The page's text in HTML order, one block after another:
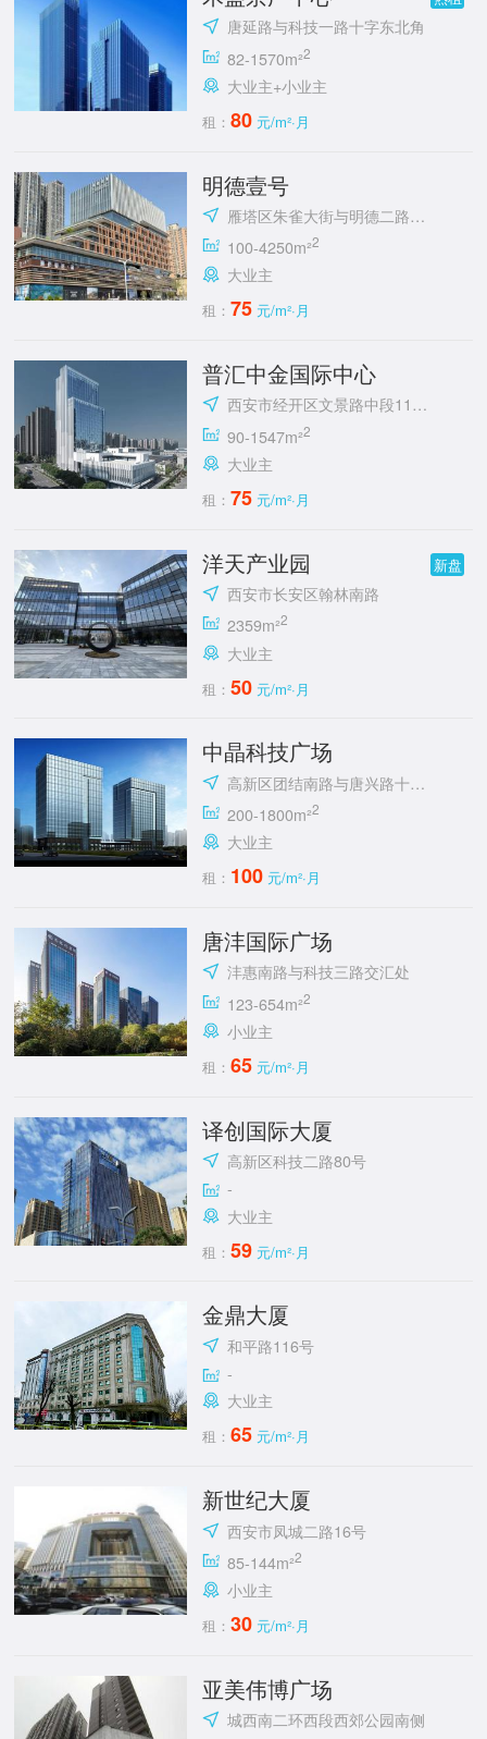
唐延路与科技一路十字东北角
82-1570m²2
大业主+小业主
租：80 元/m²·月
明德壹号
雁塔区朱雀大街与明德二路十字东北角
100-4250m²2
大业主
租：75 元/m²·月
普汇中金国际中心
西安市经开区文景路中段118号
90-1547m²2
大业主
租：75 元/m²·月
洋天产业园 新盘
西安市长安区翰林南路
2359m²2
大业主
租：50 元/m²·月
中晶科技广场
高新区团结南路与唐兴路十字东南角
200-1800m²2
大业主
租： 100 元/m²·月
唐沣国际广场
沣惠南路与科技三路交汇处
123-654m²2
小业主
租：65 元/m²·月
译创国际大厦
高新区科技二路80号
-
大业主
租：59 元/m²·月
金鼎大厦
和平路116号
-
大业主
租：65 元/m²·月
新世纪大厦
西安市凤城二路16号
85-144m²2
小业主
租：30 元/m²·月
亚美伟博广场
城西南二环西段西郊公园南侧